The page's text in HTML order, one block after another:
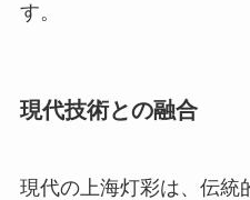
す。
現代技術との融合
現代の上海灯彩は、伝統